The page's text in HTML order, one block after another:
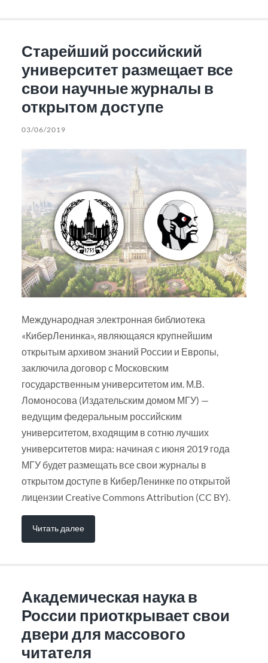
Старейший российский
университет размещает все
свои научные журналы в
открытом доступе
03/06/2019
Международная электронная библиотека
«КиберЛенинка», являющаяся крупнейшим
открытым архивом знаний России и Европы,
заключила договор с Московским
государственным университетом им. М.В.
Ломоносова (Издательским домом МГУ) —
ведущим федеральным российским
университетом, входящим в сотню лучших
университетов мира: начиная с июня 2019 года
МГУ будет размещать все свои журналы в
открытом доступе в КиберЛенинке по открытой
лицензии Creative Commons Attribution (CC BY).
Читать далее
Академическая наука в
России приоткрывает свои
двери для массового
читателя